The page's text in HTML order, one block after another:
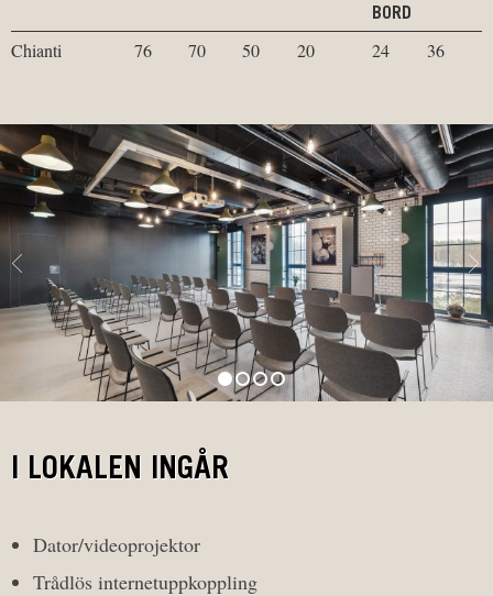
BORD
Chianti 76 70 50 20 24 36
I LOKALEN INGÅR
Dator/videoprojektor
Trådlös internetuppkoppling